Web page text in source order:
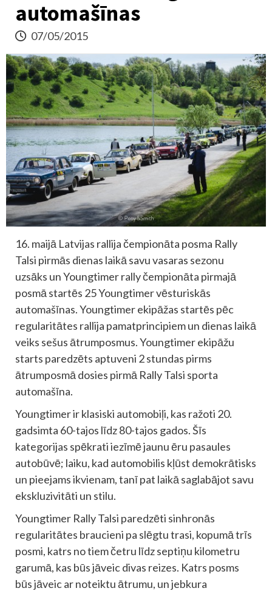
automašīnas
07/05/2015
16. maijā Latvijas rallija čempionāta posma Rally
Talsi pirmās dienas laikā savu vasaras sezonu
uzsāks un Youngtimer rally čempionāta pirmajā
posmā startēs 25 Youngtimer vēsturiskās
automašīnas. Youngtimer ekipāžas startēs pēc
regularitātes rallija pamatprincipiem un dienas laikā
veiks sešus ātrumposmus. Youngtimer ekipāžu
starts paredzēts aptuveni 2 stundas pirms
ātrumposmā dosies pirmā Rally Talsi sporta
automašīna.
Youngtimer ir klasiski automobiļi, kas ražoti 20.
gadsimta 60-tajos līdz 80-tajos gados. Šīs
kategorijas spēkrati iezīmē jaunu ēru pasaules
autobūvē; laiku, kad automobilis kļūst demokrātisks
un pieejams ikvienam, tanī pat laikā saglabājot savu
ekskluzivitāti un stilu.
Youngtimer Rally Talsi paredzēti sinhronās
regularitātes braucieni pa slēgtu trasi, kopumā trīs
posmi, katrs no tiem četru līdz septiņu kilometru
garumā, kas būs jāveic divas reizes. Katrs posms
būs jāveic ar noteiktu ātrumu, un jebkura